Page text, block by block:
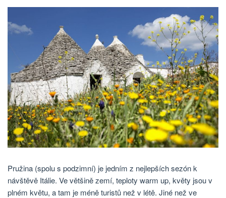
Pružina (spolu s podzimní) je jedním z nejlepších sezón k
návštěvě Itálie. Ve většině zemí, teploty warm up, květy jsou v
plném květu, a tam je méně turistů než v létě. Jiné než ve